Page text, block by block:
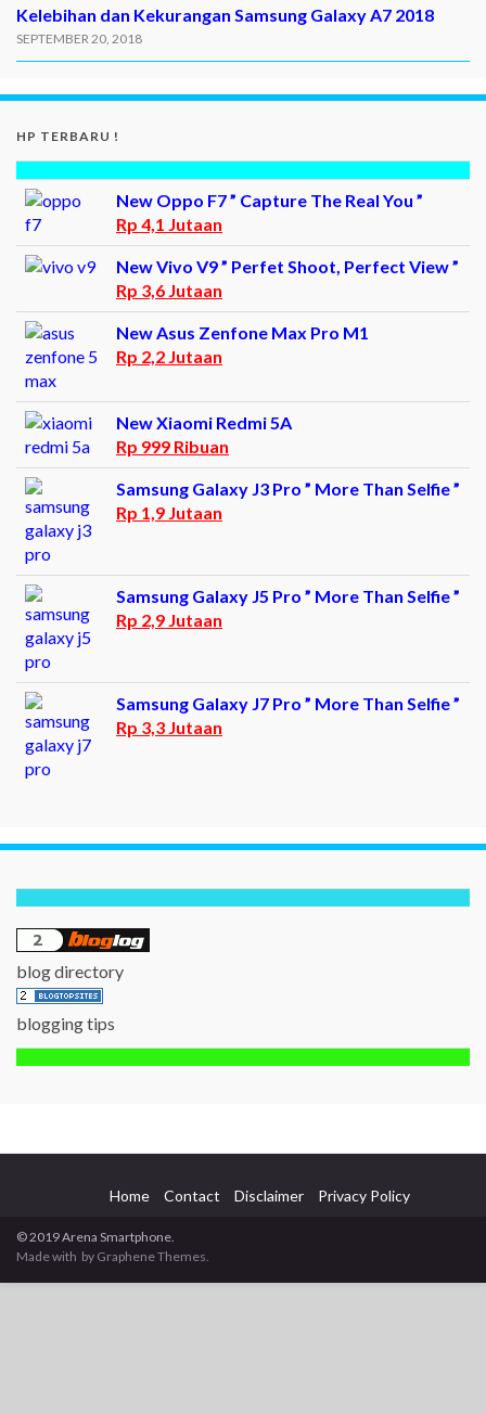
Kelebihan dan Kekurangan Samsung Galaxy A7 2018
SEPTEMBER 20, 2018
HP TERBARU !
New Oppo F7 ” Capture The Real You ”
Rp 4,1 Jutaan
New Vivo V9 ” Perfet Shoot, Perfect View ”
Rp 3,6 Jutaan
New Asus Zenfone Max Pro M1
Rp 2,2 Jutaan
New Xiaomi Redmi 5A
Rp 999 Ribuan
Samsung Galaxy J3 Pro ” More Than Selfie ”
Rp 1,9 Jutaan
Samsung Galaxy J5 Pro ” More Than Selfie ”
Rp 2,9 Jutaan
Samsung Galaxy J7 Pro ” More Than Selfie ”
Rp 3,3 Jutaan
blog directory
blogging tips
Home Contact Disclaimer Privacy Policy
© 2019 Arena Smartphone.
Made with by Graphene Themes.